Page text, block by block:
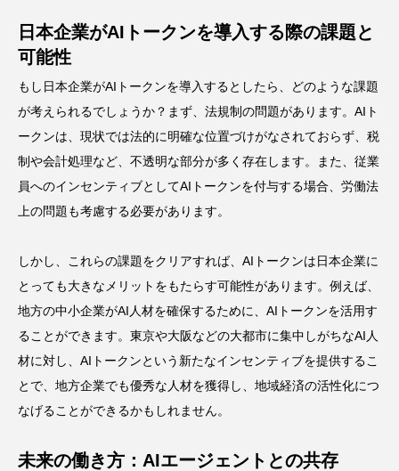
日本企業がAIトークンを導入する際の課題と
可能性
もし日本企業がAIトークンを導入するとしたら、どのような課題
が考えられるでしょうか？まず、法規制の問題があります。AIト
ークンは、現状では法的に明確な位置づけがなされておらず、税
制や会計処理など、不透明な部分が多く存在します。また、従業
員へのインセンティブとしてAIトークンを付与する場合、労働法
上の問題も考慮する必要があります。
しかし、これらの課題をクリアすれば、AIトークンは日本企業に
とっても大きなメリットをもたらす可能性があります。例えば、
地方の中小企業がAI人材を確保するために、AIトークンを活用す
ることができます。東京や大阪などの大都市に集中しがちなAI人
材に対し、AIトークンという新たなインセンティブを提供するこ
とで、地方企業でも優秀な人材を獲得し、地域経済の活性化につ
なげることができるかもしれません。
未来の働き方：AIエージェントとの共存